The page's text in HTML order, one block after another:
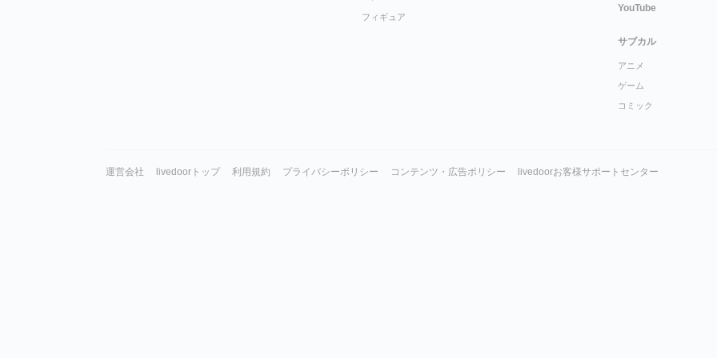
フィギュア
YouTube
サブカル
アニメ
ゲーム
コミック
運営会社 livedoorトップ 利用規約 プライバシーポリシー コンテンツ・広告ポリシー livedoorお客様サポートセンター